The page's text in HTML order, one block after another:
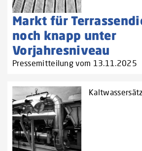
Markt für
noch knapp unter
Vorjahresniveau
Pressemitteilung vom 13.11.2025